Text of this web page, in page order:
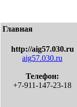
Главная
http://aig57.030.ru
aig57.030.ru
Телефон:
+7-911-147-23-18